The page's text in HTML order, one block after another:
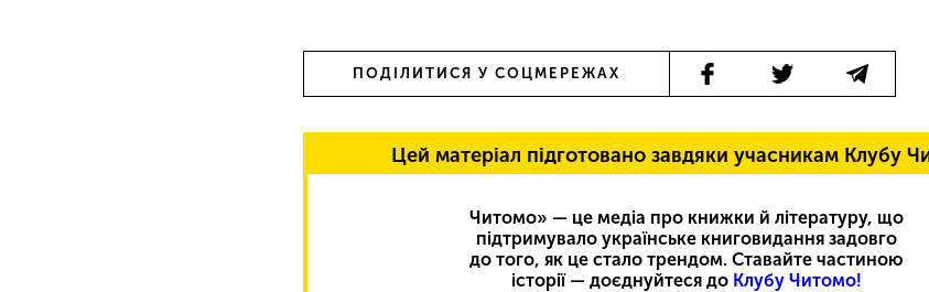
ПОДІЛИТИСЯ У СОЦМЕРЕЖАХ
Цей матеріал підготовано завдяки учасникам Клубу
Читомо» — це медіа про книжки й літературу, що
підтримувало українське книговидання задовго
до того, як це стало трендом. Ставайте частиною
історії — доєднуйтеся до Клубу Читомо!